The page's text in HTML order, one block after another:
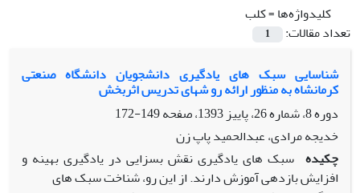
کلیدواژه‌ها =کلب
تعداد مقالات:
1
شناسایی سبک های یادگیری دانشجویان دانشگاه صنعتی
کرمانشاه به منظور ارائه رو شهای تدریس اثربخش
دوره 8، شماره 26، پاییز 1393، صفحه
149-172
خدیجه مرادی، عبدالحمید پاپ زن
چکیده سبک های یادگیری نقش بسزایی در یادگیری بهینه و
افزایش بازدهی آموزش دارند. از این رو، شناخت سبک های